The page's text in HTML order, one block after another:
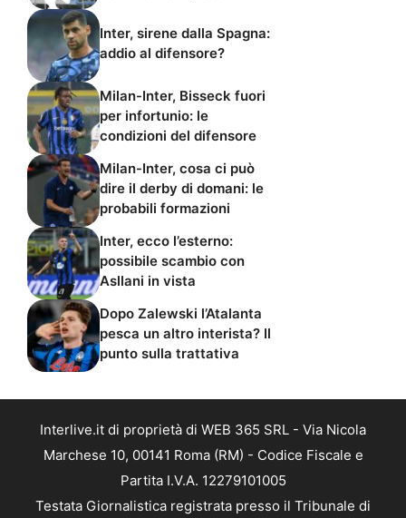
Inter, sirene dalla Spagna:
addio al difensore?
Milan-Inter, Bisseck fuori
per infortunio: le
condizioni del difensore
Milan-Inter, cosa ci può
dire il derby di domani: le
probabili formazioni
Inter, ecco l’esterno:
possibile scambio con
Asllani in vista
Dopo Zalewski l’Atalanta
pesca un altro interista? Il
punto sulla trattativa
Interlive.it di proprietà di WEB 365 SRL - Via Nicola
Marchese 10, 00141 Roma (RM) - Codice Fiscale e
Partita I.V.A. 12279101005
Testata Giornalistica registrata presso il Tribunale di